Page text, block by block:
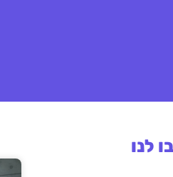
לנו